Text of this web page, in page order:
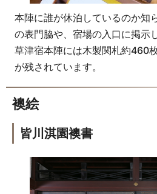
本陣に誰が休泊しているのか知
の表門脇や、宿場の入口に掲示
草津宿本陣には木製関札約460
が残されています。
襖絵
皆川淇園襖書